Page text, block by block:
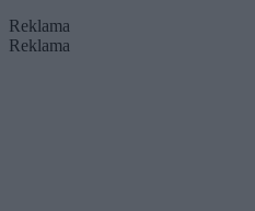
Reklama
Reklama